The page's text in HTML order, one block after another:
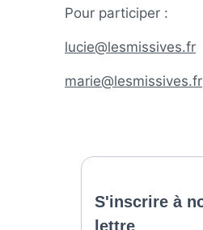
Pour participer :
lucie@lesmissives.fr
marie@lesmissives.fr